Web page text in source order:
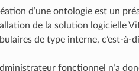
d’une ontologie est un
de la solution logicielle
de type interne, c’est-à-
fonctionnel n’a